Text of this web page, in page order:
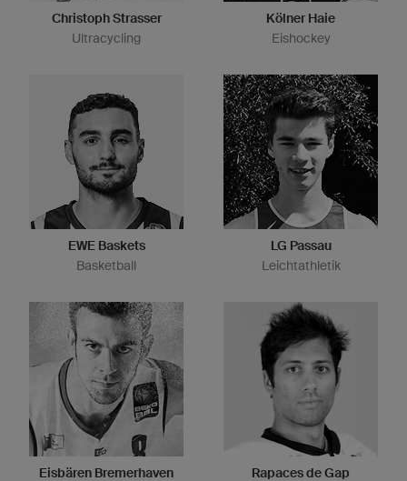
Christoph Strasser
Ultracycling
Kölner Haie
Eishockey
EWE Baskets
Basketball
LG Passau
Leichtathletik
Eisbären Bremerhaven
Rapaces de Gap